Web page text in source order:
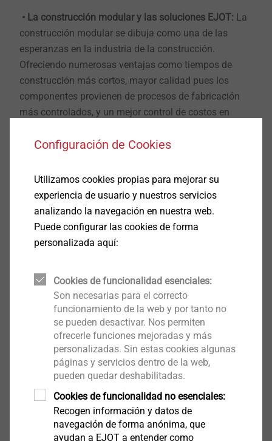
• La construcción modular y las soluciones EJOT: La
construcción modular se dibuja como una de las
esperanzas en la industria de la construcción.
Ofreciendo numerosas ventajas como tiempos de
construcción más cortos, mayor calidad pues los
componentes provienen de procesos de fabricación
más controlados, y un mejor control de costos en
iguales la construcción tradicional, su rápido ritmo de
proyectos en poco tiempo e implementar cambios en
los planos de manera flexible y sencilla. EJOT produce
y ofrece productos de alta calidad que el ámbito de la
construcción modular se focaliza en soluciones y
servicios en tecnología de anclado, fijaciones para
de los sistemas de fachada y cubierta industrial ligera.
SI DESEA UNA INVITACION PARA
VISITARNOS CONTACTE CON
NUESTROS TECNICOS
Configuración de Cookies
Utilizamos cookies propias para mejorar su
experiencia de usuario y nuestros servicios
analizando la navegación en nuestra web.
Puede configurar las cookies de forma
personalizada aquí:
Cookies de funcionalidad esenciales:
Son necesarias para el correcto
funcionamiento de la web y por tanto no
se pueden desactivar. Nos permiten
ofrecerle funciones mejoradas y más
personalizadas. Sin estas cookies algunas
páginas y servicios dentro de la web,
pueden quedar deshabilitadas.
Cookies de funcionalidad no esenciales:
Recogen información y datos de
navegación de forma anónima, que
ayudan a EJOT a entender como